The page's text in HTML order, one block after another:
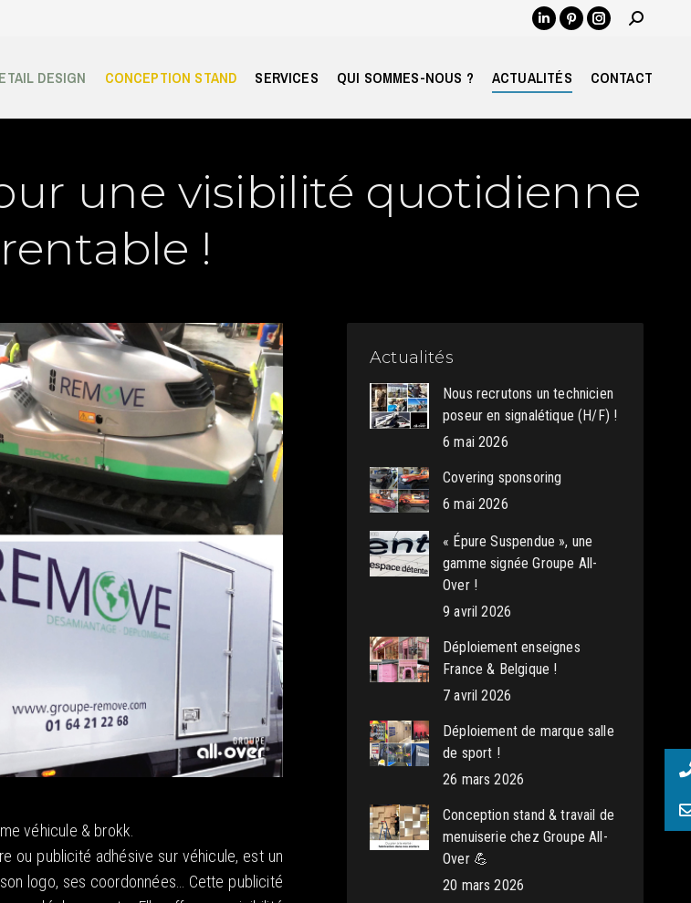
LinkedIn
opens
new
Pinterest
opens
new
Instagram
opens
new
Recherche
DESIGN CONCEPTION STAND SERVICES QUI SOMMES-NOUS ? ACTUALITÉS CONTACT
une visibilité quotidienne
!
véhicule & brokk.
ou publicité adhésive sur véhicule, est un
logo, ses coordonnées… Cette publicité
Actualités
Nous recrutons un technicien
poseur en signalétique (H/F) !
6 mai 2026
Covering sponsoring
6 mai 2026
« Épure Suspendue », une
gamme signée Groupe All-
Over !
9 avril 2026
Déploiement enseignes
France & Belgique !
7 avril 2026
Déploiement de marque salle
de sport !
26 mars 2026
Conception stand & travail de
menuiserie chez Groupe All-
Over 💪
20 mars 2026